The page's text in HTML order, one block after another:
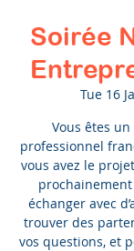
Soirée
Tue 16
Vous êtes
professionnel
vous avez le
échanger avec
trouver des
vos questions, et